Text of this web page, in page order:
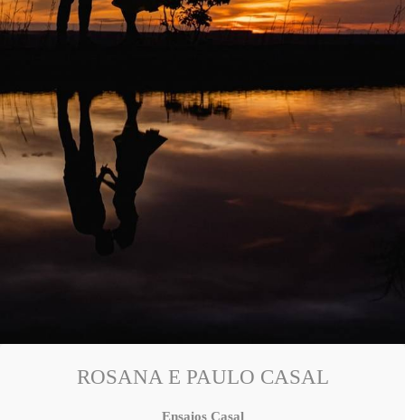
ROSANA E PAULO CASAL
Ensaios Casal